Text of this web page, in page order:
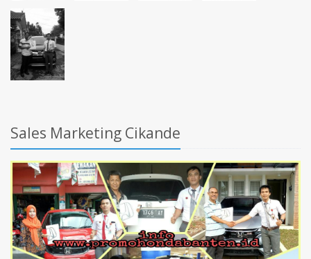
Sales Marketing Cikande